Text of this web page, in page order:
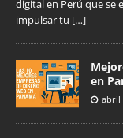
digital en Perú que se
impulsar tu […]
en
abril